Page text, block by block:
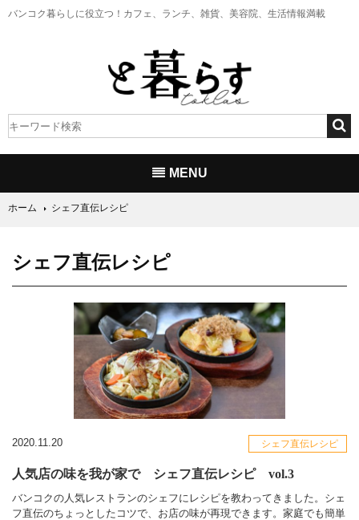
バンコク暮らしに役立つ！ カフェ、ランチ、雑貨、美容院、生活情報満載
MENU
ホーム シェフ直伝レシピ
シェフ直伝レシピ
2020.11.20 シェフ直伝レシピ
人気店の味を我が家で シェフ直伝レシピ vol.3
バンコクの人気レストランのシェフにレシピを教わってきました。シェ
フ直伝のちょっとしたコツで、お店の味が再現できます。家庭でも簡単